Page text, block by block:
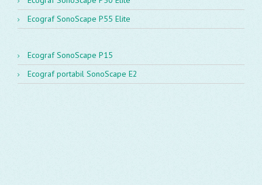
Ecograf SonoScape P55 Elite
Ecograf SonoScape P15
Ecograf portabil SonoScape E2